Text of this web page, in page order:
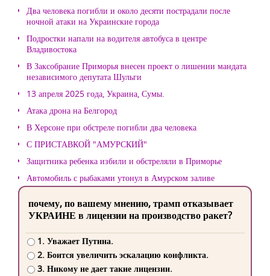
Два человека погибли и около десяти пострадали после
ночной атаки на Украинские города
Подростки напали на водителя автобуса в центре
Владивостока
В Заксобрание Приморья внесен проект о лишении мандата
независимого депутата Шульги
13 апреля 2025 года, Украина, Сумы.
Атака дрона на Белгород
В Херсоне при обстреле погибли два человека
С ПРИСТАВКОЙ "АМУРСКИЙ"
Защитника ребенка избили и обстреляли в Приморье
Автомобиль с рыбаками утонул в Амурском заливе
почему, по вашему мнению, трамп отказывает
УКРАИНЕ в лицензии на производство ракет?
1. Уважает Путина.
2. Боится увеличить эскалацию конфликта.
3. Никому не дает такие лицензии.